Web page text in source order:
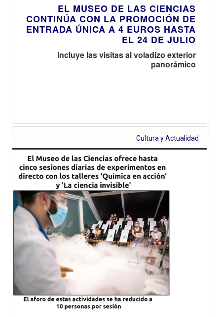
EL MUSEO DE LAS CIENCIAS
CONTINÚA CON LA PROMOCIÓN DE
ENTRADA ÚNICA A 4 EUROS HASTA
EL 24 DE JULIO
Incluye las visitas al voladizo exterior
panorámico
Cultura y Actualidad